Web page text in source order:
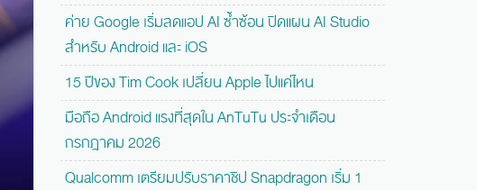
ค่าย Google เริ่มลดแอป AI ซ้ำซ้อน ปิดแผน AI Studio
สำหรับ Android และ iOS
15 ปีของ Tim Cook เปลี่ยน Apple ไปแค่ไหน
มือถือ Android แรงที่สุดใน AnTuTu ประจำเดือน
กรกฎาคม 2026
Qualcomm เตรียมปรับราคาชิป Snapdragon เริ่ม 1